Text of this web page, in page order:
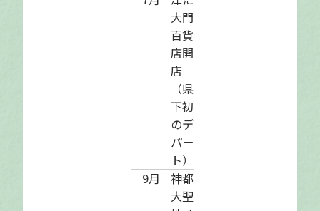
大門
百貨
店開
店
（県
下初
のデ
パー
ト）
9月
神都
大聖